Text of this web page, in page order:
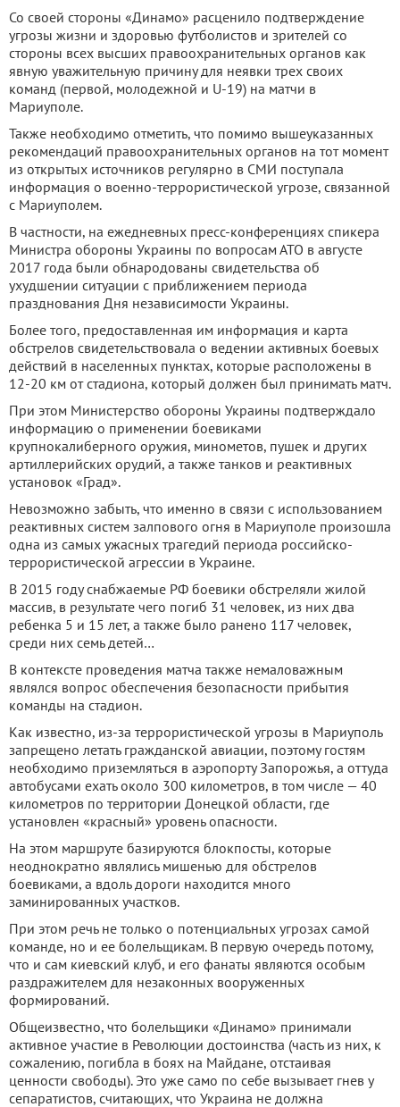
Со своей стороны «Динамо» расценило подтверждение
угрозы жизни и здоровью футболистов и зрителей со
стороны всех высших правоохранительных органов как
явную уважительную причину для неявки трех своих
команд (первой, молодежной и U-19) на матчи в
Мариуполе.
Также необходимо отметить, что помимо вышеуказанных
рекомендаций правоохранительных органов на тот момент
из открытых источников регулярно в СМИ поступала
информация о военно-террористической угрозе, связанной
с Мариуполем.
В частности, на ежедневных пресс-конференциях спикера
Министра обороны Украины по вопросам АТО в августе
2017 года были обнародованы свидетельства об
ухудшении ситуации с приближением периода
празднования Дня независимости Украины.
Более того, предоставленная им информация и карта
обстрелов свидетельствовала о ведении активных боевых
действий в населенных пунктах, которые расположены в
12-20 км от стадиона, который должен был принимать матч.
При этом Министерство обороны Украины подтверждало
информацию о применении боевиками
крупнокалиберного оружия, минометов, пушек и других
артиллерийских орудий, а также танков и реактивных
установок «Град».
Невозможно забыть, что именно в связи с использованием
реактивных систем залпового огня в Мариуполе произошла
одна из самых ужасных трагедий периода российско-
террористической агрессии в Украине.
В 2015 году снабжаемые РФ боевики обстреляли жилой
массив, в результате чего погиб 31 человек, из них два
ребенка 5 и 15 лет, а также было ранено 117 человек,
среди них семь детей…
В контексте проведения матча также немаловажным
являлся вопрос обеспечения безопасности прибытия
команды на стадион.
Как известно, из-за террористической угрозы в Мариуполь
запрещено летать гражданской авиации, поэтому гостям
необходимо приземляться в аэропорту Запорожья, а оттуда
автобусами ехать около 300 километров, в том числе — 40
километров по территории Донецкой области, где
установлен «красный» уровень опасности.
На этом маршруте базируются блокпосты, которые
неоднократно являлись мишенью для обстрелов
боевиками, а вдоль дороги находится много
заминированных участков.
При этом речь не только о потенциальных угрозах самой
команде, но и ее болельщикам. В первую очередь потому,
что и сам киевский клуб, и его фанаты являются особым
раздражителем для незаконных вооруженных
формирований.
Общеизвестно, что болельщики «Динамо» принимали
активное участие в Революции достоинства (часть из них, к
сожалению, погибла в боях на Майдане, отстаивая
ценности свободы). Это уже само по себе вызывает гнев у
сепаратистов, считающих, что Украина не должна